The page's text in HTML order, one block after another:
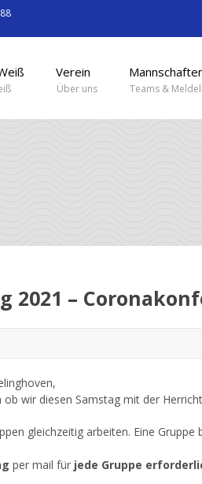
Verein
Über uns Teams &
2021 –
wir diesen Samstag mit der
gleichzeitig arbeiten. Eine Gruppe
per mail für jede Gruppe